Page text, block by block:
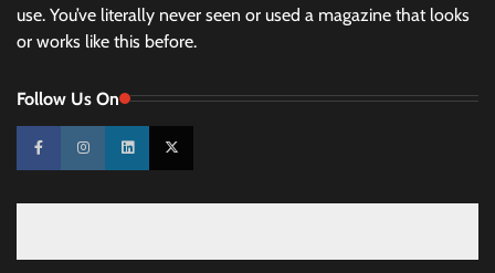
use. You’ve literally never seen or used a magazine that looks
or works like this before.
Follow Us On